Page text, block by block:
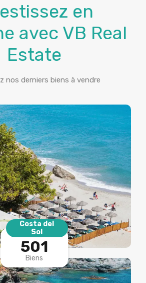
en
avec VB Real
Estate
nos derniers biens à vendre
Costa del
Sol
501
Biens